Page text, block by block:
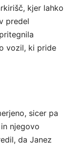
kjer lahko
predel
vozil, ki pride
sicer pa
njegovo
da Janez